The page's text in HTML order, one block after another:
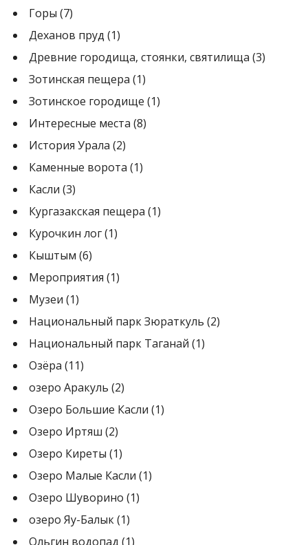
Горы (7)
Деханов пруд (1)
Древние городища, стоянки, святилища (3)
Зотинская пещера (1)
Зотинское городище (1)
Интересные места (8)
История Урала (2)
Каменные ворота (1)
Касли (3)
Кургазакская пещера (1)
Курочкин лог(1)
Кыштым (6)
Мероприятия (1)
Музеи (1)
Национальный парк Зюраткуль (2)
Национальный парк Таганай (1)
Озёра (11)
озеро Аракуль (2)
Озеро Большие Касли (1)
Озеро Иртяш (2)
Озеро Киреты (1)
Озеро Малые Касли (1)
Озеро Шуворино (1)
озеро Яу-Балык(1)
Ольгин водопад (1)